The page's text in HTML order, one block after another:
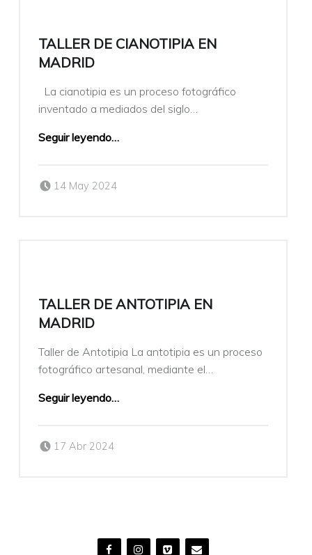
TALLER DE CIANOTIPIA EN
MADRID
La cianotipia es un proceso fotográfico
inventado a mediados del siglo…
Seguir leyendo…
14 May 2024
TALLER DE ANTOTIPIA EN
MADRID
Taller de Antotipia La antotipia es un proceso
fotográfico artesanal, mediante el…
Seguir leyendo…
17 Abr 2024